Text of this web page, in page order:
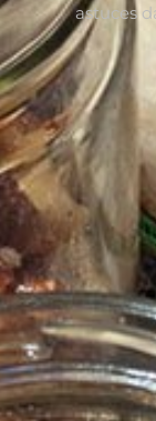
astuces